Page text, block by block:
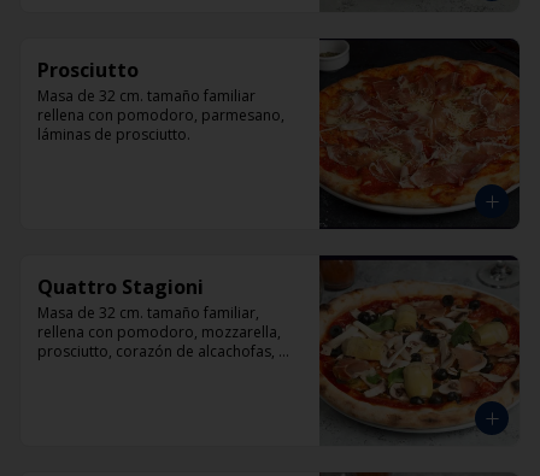
Prosciutto
Masa de 32 cm. tamaño familiar
rellena con pomodoro, parmesano,
láminas de prosciutto.
Quattro Stagioni
Masa de 32 cm. tamaño familiar,
rellena con pomodoro, mozzarella,
prosciutto, corazón de alcachofas,